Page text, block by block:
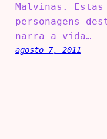
Malvinas. Estas
personagens
narra a vida…
agosto 7, 2011